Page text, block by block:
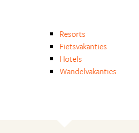
Resorts
Fietsvakanties
Hotels
Wandelvakanties